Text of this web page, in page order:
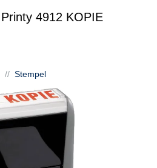
4912 KOPIE
// Stempel